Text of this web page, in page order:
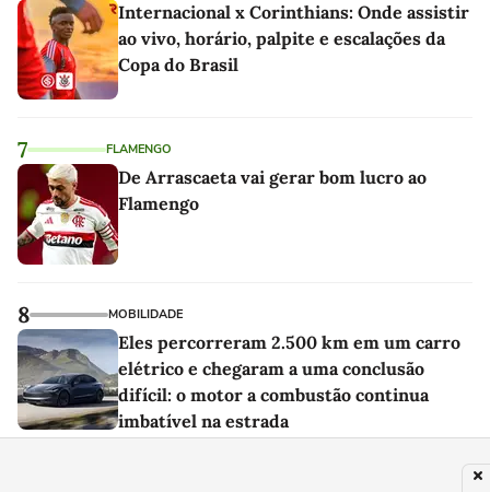
Internacional x Corinthians: Onde assistir
ao vivo, horário, palpite e escalações da
Copa do Brasil
7 FLAMENGO
De Arrascaeta vai gerar bom lucro ao
Flamengo
8 MOBILIDADE
Eles percorreram 2.500 km em um carro
elétrico e chegaram a uma conclusão
difícil: o motor a combustão continua
imbatível na estrada